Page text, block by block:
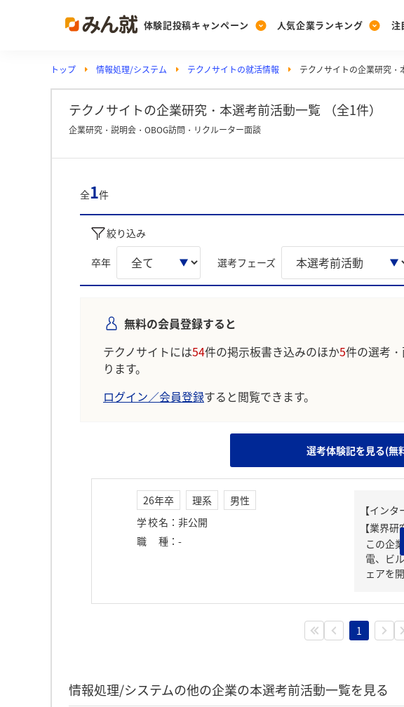
体験記投稿キャンペーン
Post
投稿する
[27
人気企業ランキング
Ranking
ランキングを見る
Vote
注
PickUp
注目の企業特集
トップ 情報処理/システム テクノサイトの就活情報 テクノサイトの企業研究・
テクノサイトの企業研究・本選考前活動一覧 （全1件）
企業研究・説明会・OBOG訪問・リクルーター面談
全1件
絞り込み
卒年 選考フェーズ
無料の会員登録すると
テクノサイトには54件の掲示板書き込みのほか5件の選考・
ります。
ログイン／会員登録すると閲覧できます。
選考体験記を見る(無
26年卒 理系
男性
学校名 ： 非公開
職種 ： -
【イン
【業界
この企
電、ビ
ェアを
1
情報処理/システムの他の企業の本選考前活動一覧を見る